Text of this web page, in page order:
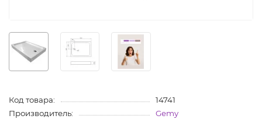
Код товара:
14741
Производитель:
Gemy